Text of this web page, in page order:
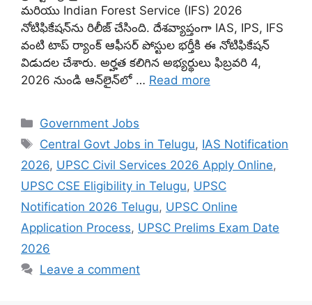
మరియు Indian Forest Service (IFS) 2026
నోటిఫికేషన్‌ను రిలీజ్ చేసింది. దేశవ్యాప్తంగా IAS, IPS, IFS
వంటి టాప్ ర్యాంక్ ఆఫీసర్ పోస్టుల భర్తీకి ఈ నోటిఫికేషన్
విడుదల చేశారు. అర్హత కలిగిన అభ్యర్థులు ఫిబ్రవరి 4,
2026 నుండి ఆన్‌లైన్‌లో … Read more
Categories
Government Jobs
Tags
Central Govt Jobs in Telugu, IAS Notification
2026, UPSC Civil Services 2026 Apply Online,
UPSC CSE Eligibility in Telugu, UPSC
Notification 2026 Telugu, UPSC Online
Application Process, UPSC Prelims Exam Date
2026
Leave a comment